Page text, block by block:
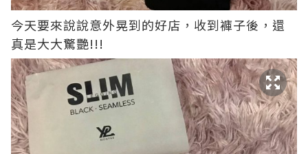
今天要來說說意外晃到的好店，收到褲子後，還
真是大大驚艷!!!